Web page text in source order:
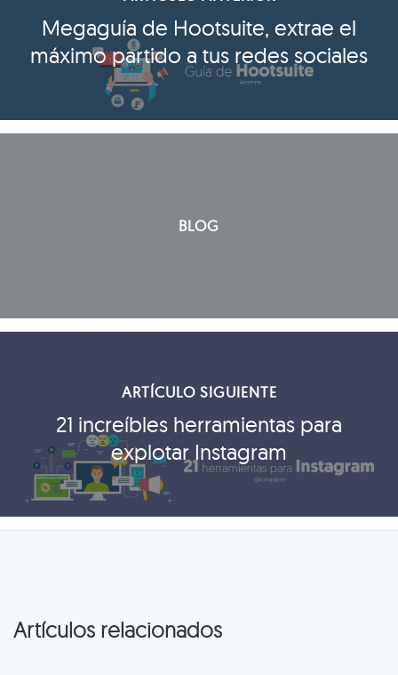
Megaguía de Hootsuite, extrae el
máximo partido a tus redes sociales
BLOG
ARTÍCULO SIGUIENTE
21 increíbles herramientas para
explotar Instagram
Artículos relacionados